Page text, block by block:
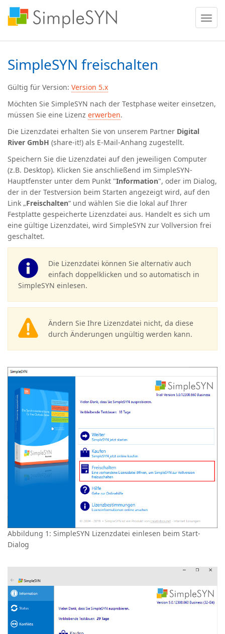
Menü
ein
oder
SimpleSYN freischalten
Gültig für Version: Version 5.x
Möchten Sie SimpleSYN nach der Testphase weiter einsetzen,
müssen Sie eine Lizenz erwerben.
Die Lizenzdatei erhalten Sie von unserem Partner Digital
River GmbH (share-it!) als E-Mail-Anhang zugestellt.
Speichern Sie die Lizenzdatei auf den jeweiligen Computer
(z.B. Desktop). Klicken Sie anschließend im SimpleSYN-
Hauptfenster unter dem Punkt "Information", oder im Dialog,
der in der Testversion beim Starten angezeigt wird, auf den
Link „Freischalten“ und wählen Sie die lokal auf Ihrer
Festplatte gespeicherte Lizenzdatei aus. Handelt es sich um
eine gültige Lizenzdatei, wird SimpleSYN zur Vollversion frei
geschaltet.
Die Lizenzdatei können Sie alternativ auch
einfach doppelklicken und so automatisch in
SimpleSYN einlesen.
Ändern Sie Ihre Lizenzdatei nicht, da diese
durch Änderungen ungültig werden kann.
Abbildung 1: SimpleSYN Lizenzdatei einlesen beim Start-
Dialog